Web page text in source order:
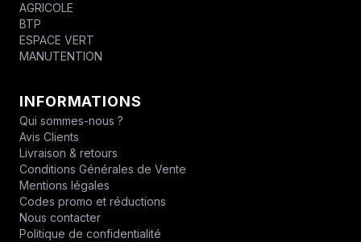
AGRICOLE
BTP
ESPACE VERT
MANUTENTION
INFORMATIONS
Qui sommes-nous ?
Avis Clients
Livraison & retours
Conditions Générales de Vente
Mentions légales
Codes promo et réductions
Nous contacter
Politique de confidentialité